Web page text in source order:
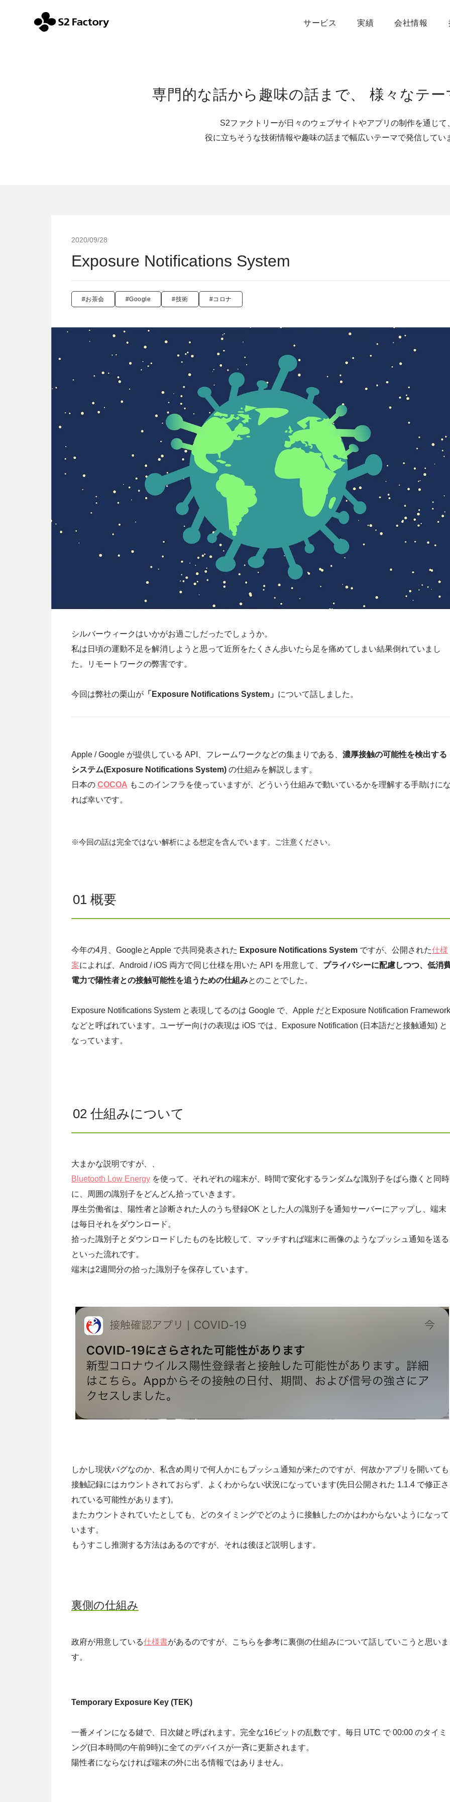
サービス 実績 会社情報
専門的な話から趣味の話まで、様々なテ
S2ファクトリーが日々のウェブサイトやアプリの制作を通じて
役に立ちそうな技術情報や趣味の話まで幅広いテーマで発信してい
2020/09/28
Exposure Notifications System
#お茶会 #Google #技術 #コロナ
シルバーウィークはいかがお過ごしだったでしょうか。
私は日頃の運動不足を解消しようと思って近所をたくさん歩いたら足を痛めてしまい結果倒れていまし
た。リモートワークの弊害です。
今回は弊社の栗山が 「Exposure Notifications System」 について話しました。
Apple / Google が提供している API、フレームワークなどの集まりである、 濃厚接触の可能性を検出する
システム(Exposure Notifications System) の仕組みを解説します。
日本の COCOA もこのインフラを使っていますが、どういう仕組みで動いているかを理解する手助けに
れば幸いです。
※今回の話は完全ではない解析による想定を含んでいます。ご注意ください。
01 概要
今年の4月、GoogleとApple で共同発表された Exposure Notifications System ですが、公開された仕様
案によれば、Android / iOS 両方で同じ仕様を用いた API を用意して、 プライバシーに配慮しつつ、低消
電力で陽性者との接触可能性を追うための仕組みとのことでした。
Exposure Notifications System と表現してるのは Google で、Apple だとExposure Notification Framework
などと呼ばれています。ユーザー向けの表現は iOS では、Exposure Notification (日本語だと接触通知) と
なっています。
02 仕組みについて
大まかな説明ですが、、
Bluetooth Low Energy を使って、それぞれの端末が、時間で変化するランダムな識別子をばら撒くと同時
に、周囲の識別子をどんどん拾っていきます。
厚生労働省は、陽性者と診断された人のうち登録OK とした人の識別子を通知サーバーにアップし、端末
は毎日それをダウンロード。
拾った識別子とダウンロードしたものを比較して、マッチすれば端末に画像のようなプッシュ通知を送る
といった流れです。
端末は2週間分の拾った識別子を保存しています。
しかし現状バグなのか、私含め周りで何人かにもプッシュ通知が来たのですが、何故かアプリを開いても
接触記録にはカウントされておらず、よくわからない状況になっています(先日公開された 1.1.4 で修正さ
れている可能性があります)。
またカウントされていたとしても、どのタイミングでどのように接触したのかはわからないようになって
います。
もうすこし推測する方法はあるのですが、それは後ほど説明します。
裏側の仕組み
政府が用意している仕様書があるのですが、こちらを参考に裏側の仕組みについて話していこうと思いま
す。
Temporary Exposure Key (TEK)
一番メインになる鍵で、日次鍵と呼ばれます。完全な16ビットの乱数です。毎日 UTC で 00:00 のタイミ
ング(日本時間の午前9時)に全てのデバイスが一斉に更新されます。
陽性者にならなければ端末の外に出る情報ではありません。